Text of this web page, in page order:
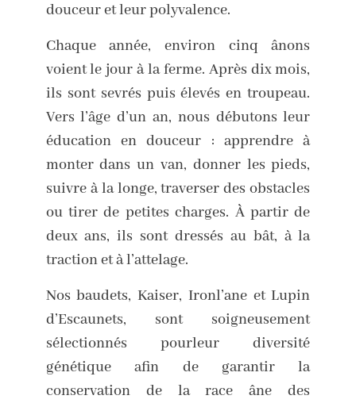
douceur et leur polyvalence.
Chaque année, environ cinq ânons
voient le jour à la ferme. Après dix mois,
ils sont sevrés puis élevés en troupeau.
Vers l’âge d’un an, nous débutons leur
éducation en douceur : apprendre à
monter dans un van, donner les pieds,
suivre à la longe, traverser des obstacles
ou tirer de petites charges. À partir de
deux ans, ils sont dressés au bât, à la
traction et à l’attelage.
Nos baudets, Kaiser, Ironl’ane et Lupin
d’Escaunets, sont soigneusement
sélectionnés pourleur diversité
génétique afin de garantir la
conservation de la race âne des